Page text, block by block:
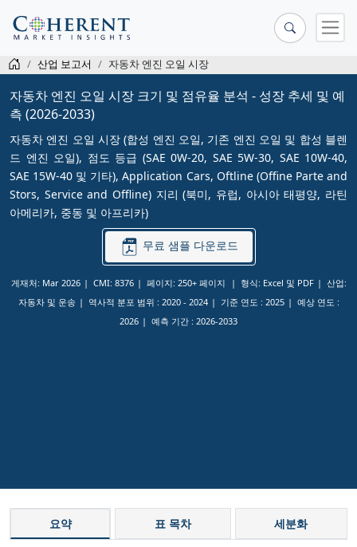
산업 보고서 자동차 엔진 오일 시장
자동차 엔진 오일 시장 크기 및 점유율 분석 - 성장 추세 및 예
측 (2026-2033)
자동차 엔진 오일 시장 (합성 엔진 오일, 기존 엔진 오일 및 합성 블렌
드 엔진 오일), 점도 등급 (SAE 0W-20, SAE 5W-30, SAE 10W-40,
SAE 15W-40 및 기타), Application Cars, Oftline (Offine Parte and
Stors, Service and Offline) 지리 (북미, 유럽, 아시아 태평양, 라틴
아메리카, 중동 및 아프리카)
무료 샘플 다운로드
게재처: Mar 2026 CMI: 8376 페이지: 250+ 페이지 형식: Excel 및 PDF
산업:
자동차 및 운송
역사적 분포 범위 : 2020 - 2024 기준 연도 : 2025
예상 연도 :
2026
예측 기간 : 2026-2033
요약 표 목차 세분화